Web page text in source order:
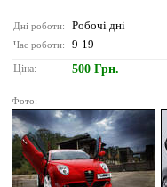
Дні роботи: Робочі дні
Час роботи: 9-19
Ціна: 500 Грн.
Фото: